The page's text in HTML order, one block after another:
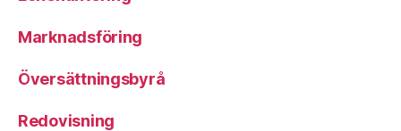
Marknadsföring
Översättningsbyrå
Redovisning